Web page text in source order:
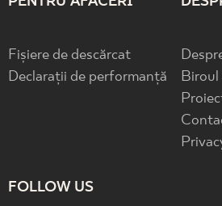
Fișiere de descărcat
Declarații de performanță
Biroul
FOLLOW US